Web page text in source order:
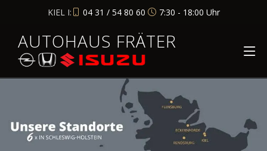
KIEL I: 04 31 / 54 80 60 7:30 - 18:00 Uhr
AUTOHAUS FRÄTER